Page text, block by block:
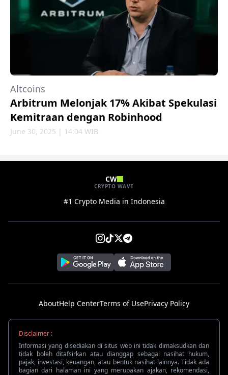
Altcoins
Arbitrum Melonjak 17% Akibat Spekulasi
Kemitraan dengan Robinhood
June 30, 2025 | 14:04 WIB
CW
CRYPTO WAVE
#1 Crypto Media in Indonesia
AboutHelp CenterTerms of UsePrivacy Policy
Disclaimer :
Informasi yang disediakan di situs web ini tidak dimaksudkan dan
tidak boleh ditafsirkan atau dianggap sebagai nasihat hukum,
pajak, investasi, keuangan, atau bentuk nasihat lainnya. Tidak ada
bagian dari halaman ini yang merupakan ajakan, rekomendasi,